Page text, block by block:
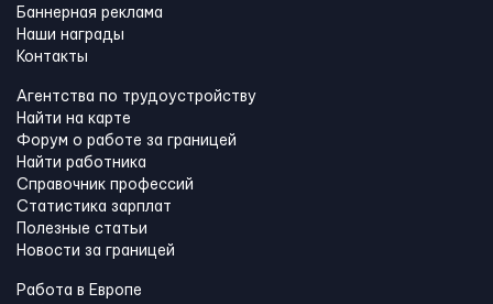
Баннерная реклама
Наши награды
Контакты
Агентства по трудоустройству
Найти на карте
Форум о работе за границей
Найти работника
Справочник профессий
Статистика зарплат
Полезные статьи
Новости за границей
Работа в Европе